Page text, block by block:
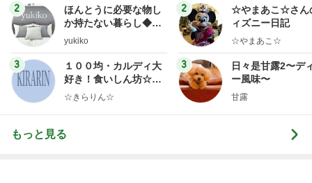
2
ほんとうに必要な物し
か持たない暮らし◆Ke
ep Life Simple◆〜イ
yukiko
3
１００均・カルディ大
好き！食いしん坊☆き
らりん☆のブログ
☆きらりん☆
ログ
2
☆やまあこ☆さん
ィズニー日記
☆やまあこ☆
3
日々是甘露2〜デ
ー風味〜
甘露
もっと見る